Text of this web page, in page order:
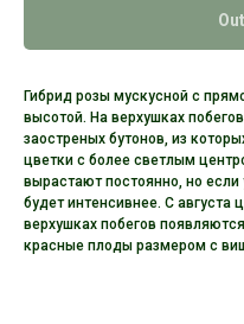
Гибрид розы мускусной с
высотой. На верхушках
заостреных бутонов, из
цветки с более светлым
вырастают постоянно, но
будет интенсивнее. С августа
верхушках побегов
красные плоды размером с